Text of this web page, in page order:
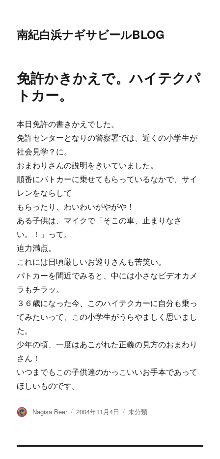
南紀白浜ナギサビールBLOG
免許かきかえで。ハイテクパ
トカー。
本日免許の書きかえでした。
免許センターとなりの警察署では、近くの小学生が
社会見学？に。
おまわりさんの説明をきいていました。
順番にパトカーに乗せてもらっているなかで、サイ
レンをならして
もらったり、わいわいがやがや！
ある子供は、マイクで「そこの車、止まりなさ
い。！」って。
迫力満点。
これには日頃厳しいお巡りさんも苦笑い。
パトカーを間近でみると、中には小さなビデオカメ
ラもチラッ。
３６歳になった今、このハイテクカーに自分も乗っ
てみたいって、この小学生がうらやましく思いまし
た。
少年の頃、一度はあこがれた正義の見方のおまわり
さん！
いつまでもこの子供達のかっこいいお手本であって
ほしいものです。
投
Nagisa Beer
投
2004年11月4日
カ
未分類